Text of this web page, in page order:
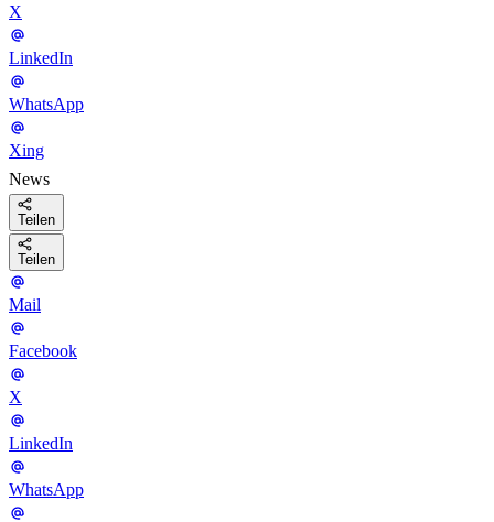
X
LinkedIn
WhatsApp
Xing
News
Teilen
Teilen
Mail
Facebook
X
LinkedIn
WhatsApp